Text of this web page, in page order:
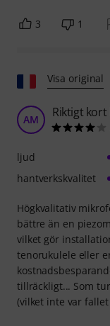
3 1
Visa original
AM Riktigt kort
Högkvalitativ
bättre än en
vilket gör
tenorukulele eller
tillräckligt... Som
(vilket inte var
ljud
hantverkskvalitet